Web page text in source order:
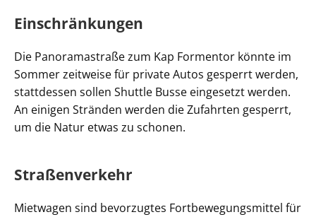
Einschränkungen
Die Panoramastraße zum Kap Formentor könnte im
Sommer zeitweise für private Autos gesperrt werden,
stattdessen sollen Shuttle Busse eingesetzt werden.
An einigen Stränden werden die Zufahrten gesperrt,
um die Natur etwas zu schonen.
Straßenverkehr
Mietwagen sind bevorzugtes Fortbewegungsmittel für